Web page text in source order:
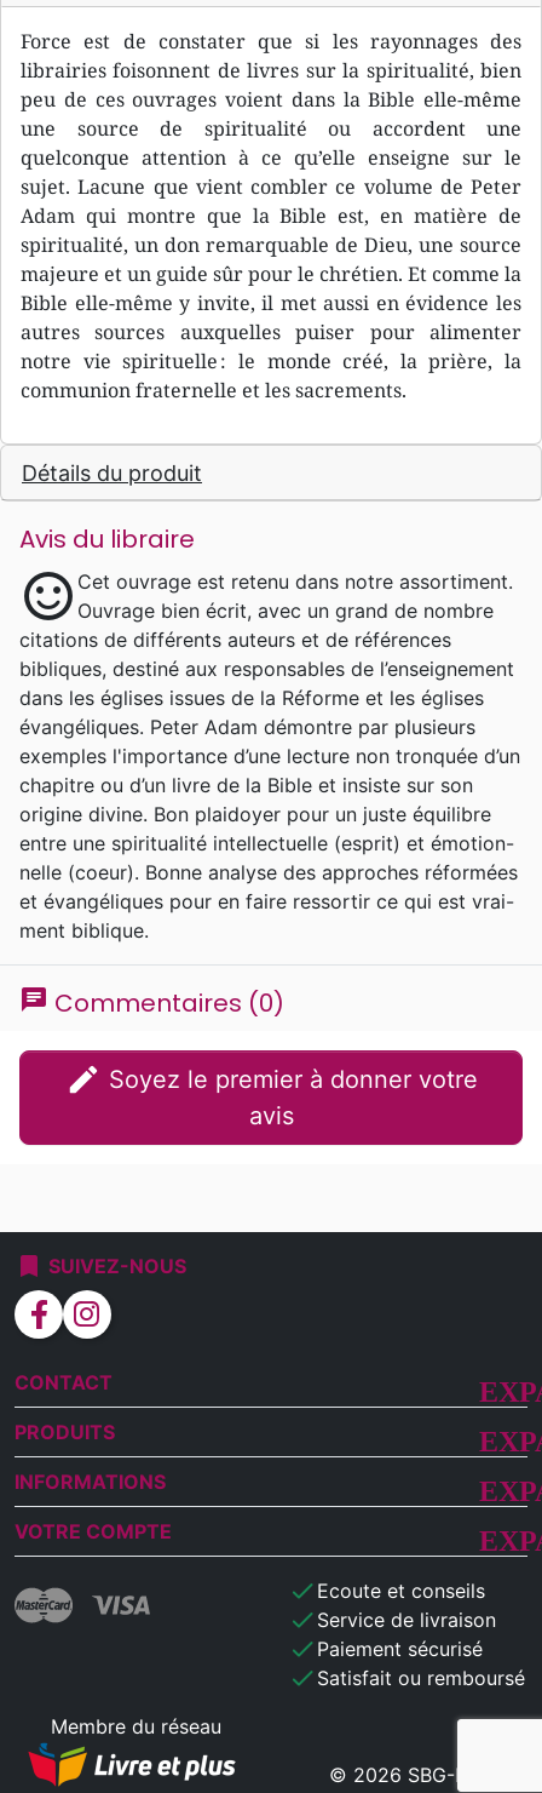
Force est de constater que si les rayonnages des
librairies foisonnent de livres sur la spiritualité, bien
peu de ces ouvrages voient dans la Bible elle-même
une source de spiritualité ou accordent une
quelconque attention à ce qu’elle enseigne sur le
sujet. Lacune que vient combler ce volume de Peter
Adam qui montre que la Bible est, en matière de
spiritualité, un don remarquable de Dieu, une source
majeure et un guide sûr pour le chrétien. Et comme la
Bible elle-même y invite, il met aussi en évidence les
autres sources auxquelles puiser pour alimenter
notre vie spirituelle : le monde créé, la prière, la
communion fraternelle et les sacrements.
Détails du produit
Avis du libraire
sentiment_satisfied Cet ouvrage est retenu dans notre assortiment.
Ouvrage bien écrit, avec un grand de nombre
citations de différents auteurs et de références
bibliques, destiné aux responsables de l’enseignement
dans les églises issues de la Réforme et les églises
évangéliques. Peter Adam démontre par plusieurs
exemples l'importance d’une lecture non tronquée d’un
chapitre ou d’un livre de la Bible et insiste sur son
origine divine. Bon plaidoyer pour un juste équilibre
entre une spiritualité intellectuelle (esprit) et émotion-
nelle (coeur). Bonne analyse des approches réformées
et évangéliques pour en faire ressortir ce qui est vrai-
ment biblique.
chat Commentaires (0)
edit
avis
bookmark SUIVEZ-NOUS
facebook instagram
CONTACT
PRODUITS
INFORMATIONS
VOTRE COMPTE
check Ecoute et conseils
check Service de livraison
check Paiement sécurisé
check Satisfait ou remboursé
Membre du réseau
© 2026 SBG-MB